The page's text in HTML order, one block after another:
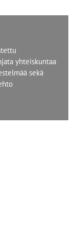
yhteiskuntaa
sekä